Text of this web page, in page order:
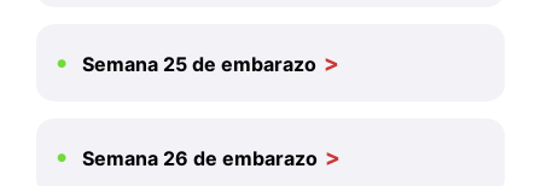
Semana 25 de embarazo
Semana 26 de embarazo